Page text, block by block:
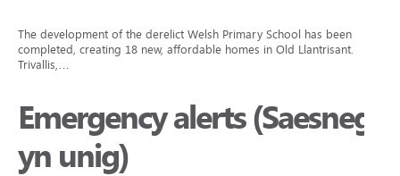
The development of the derelict Welsh Primary School has been
completed, creating 18 new, affordable homes in Old Llantrisant.
Trivallis,…
Emergency alerts (Saesneg
yn unig)